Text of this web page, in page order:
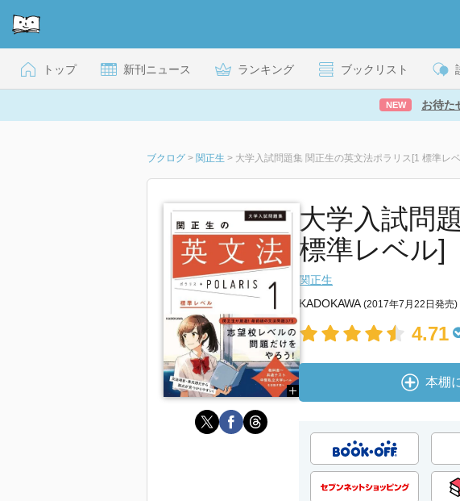
トップ 新刊ニュース ランキング ブックリスト
NEW お待た
ブクログ > 関正生 > 大学入試問題集 関正生の英文法ポラリス[1 標準レ
大学入試問
標準レベル]
関正生
KADOKAWA(2017年7月22日発売)
4.71
本棚